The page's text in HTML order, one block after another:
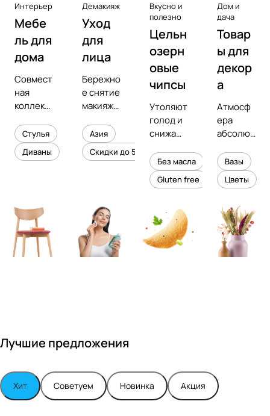
Интерьер
Мебе
ль для
дома
Совмест
ная
коллекц
предмет
ным
дизайне
Турским
Стулья
Диваны
Демакияж
Уход
для
лица
Бережно
е снятие
макияжа
увлажне
ние
кожи
Азия
Скидки до 50%
Вкусно и
полезно
Цельн
озерн
овые
чипсы
Утоляют
голод и
снижают
холесте
рина
Без масла
Gluten free
Дом и
дача
Товар
ы для
декор
а
Атмосф
ера
абсолют
уюта в
вашем
интерье
Вазы
Цветы
Лучшие предложения
Хит Советуем Новинка Акция